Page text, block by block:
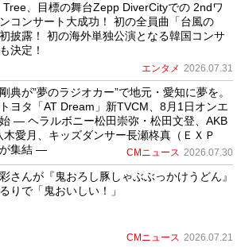
Tree、目標の舞台Zepp DiverCityでの 2ndワ
コンサート大成功！ 初の全員曲「台風の
披露！ 初の海外単独公演となる韓国コンサ
決定！
エンタメ 2026.07.31
典が”夢のラジオカー”で地元・愛知に夢を。
ヨタ「AT Dream」新TVCM、8月1日オンエ
― ヘラルボニー松田崇弥・松田文登、AKB
木愛月、キッズダンサー長瀬柊真（ＥＸＰ
が集結 ―
CMニュース 2026.07.30
さんが『鬼おろし豚しゃぶぶっかけうどん』
りで「鬼おいしい！」
CMニュース 2026.07.21